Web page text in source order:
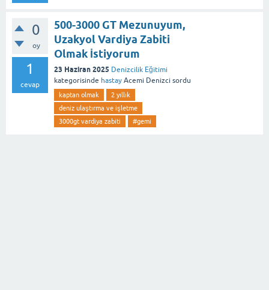
0
oy
1
cevap
500-3000 GT Mezunuyum,
Uzakyol Vardiya Zabiti
Olmak İstiyorum
23 Haziran 2025 Denizcilik Eğitimi
kategorisinde hastay Acemi Denizci sordu
kaptan olmak
2 yıllık
deniz ulaştırma ve işletme
3000gt vardiya zabiti
#gemi